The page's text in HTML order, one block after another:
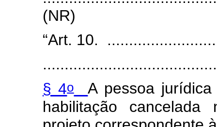
(NR)
“Art. 10.
§ 4o
A pessoa
habilitação